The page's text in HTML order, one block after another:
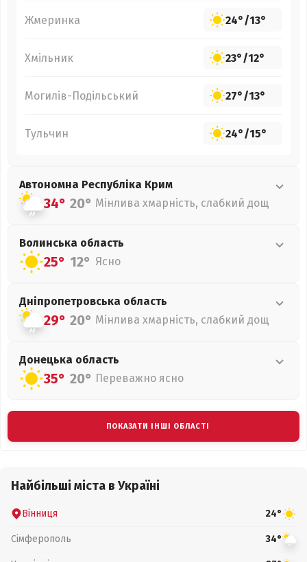
Жмеринка 24°/13°
Хмільник 23°/12°
Могилів-Подільський 27°/13°
Тульчин 24°/15°
Автономна Республіка Крим
34° 20° Мінлива хмарність, слабкий дощ
Волинська область
25° 12° Ясно
Дніпропетровська область
29° 20° Мінлива хмарність, слабкий дощ
Донецька область
35° 20° Переважно ясно
ПОКАЗАТИ ІНШІ ОБЛАСТІ
Найбільші міста в Україні
Вінниця 24°
Сімферополь 34°